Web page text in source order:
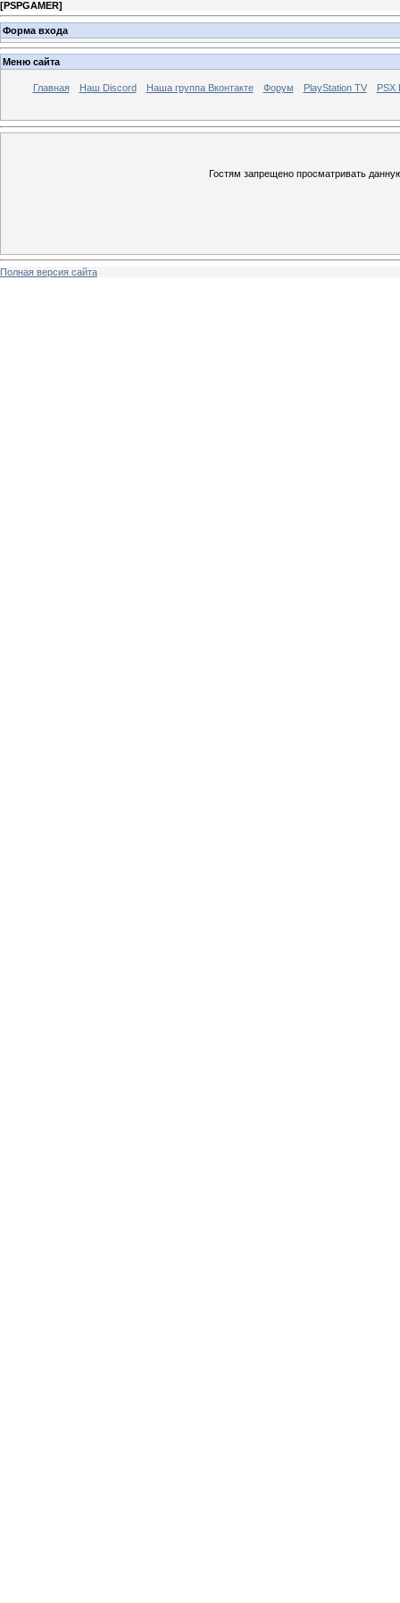
[PSPGAMER]
Форма входа
Меню сайта
Главная Наш Discord Наша группа Вконтакте Форум PlayStation TV PSX
Гостям запрещено просматривать
Полная версия сайта